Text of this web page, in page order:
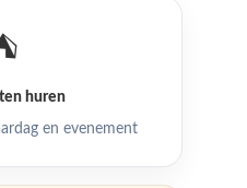
huren
en evenement